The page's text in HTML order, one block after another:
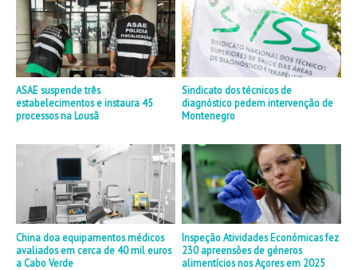
ASAE suspende três
estabelecimentos e instaura 45
processos na Lousã
Sindicato dos técnicos de
diagnóstico pedem intervenção de
Montenegro
China doa equipamentos médicos
avaliados em cerca de 40 mil euros
a Cabo Verde
Inspeção Atividades Económicas fez
230 apreensões de géneros
alimentícios nos Açores em 2025